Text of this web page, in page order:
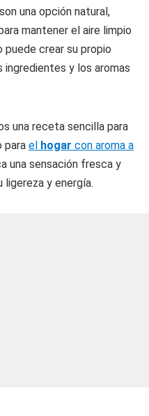
una opción natural,
mantener el aire limpio
puede crear su propio
ingredientes y los aromas
una receta sencilla para
para el hogar con aroma a
una sensación fresca y
y energía.